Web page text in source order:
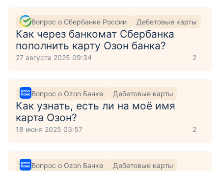
Вопрос о Сбербанке России Дебетовые карты
Как через банкомат Сбербанка
пополнить карту Озон банка?
27 августа 2025 09:34 2
Вопрос о Ozon Банке Дебетовые карты
Как узнать, есть ли на моё имя
карта Озон?
18 июня 2025 03:57 2
Вопрос о Ozon Банке Дебетовые карты